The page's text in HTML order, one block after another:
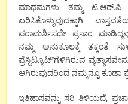
ಮಾಧಮಗಳು ತಮ್ಮ ಟಿ.ಆರ್.ಪಿ
ಏರಿಸಿಕೊಳ್ಳುವುದಕ್ಕಾಗಿ
ಪರಾಮರ್ಶಿಸದೇ ಪ್ರಸಾರ
ನಮ್ಮ ಅನುಕೂಲಕ್ಕೆ ತಕ್ಕಂತೆ
ಪ್ರೆಸ್ಟಿಟ್ಯೂಟ್’ಗಳಿಗಿರುವ
ಆಗಿರುವುದರಿಂದ ನಮ್ಮನ್ನೂ ಕೂಡಾ
ಇತಿಹಾಸವನ್ನು ಸರಿ ತಿಳಿಯದೆ,